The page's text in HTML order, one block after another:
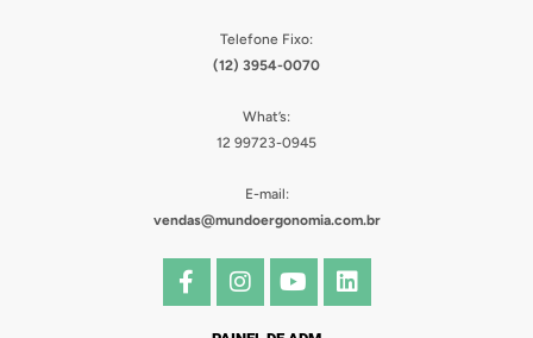
Telefone Fixo:
(12) 3954-0070
What’s:
12 99723-0945
E-mail:
vendas@mundoergonomia.com.br
F
a
I
n
Y
o
L
i